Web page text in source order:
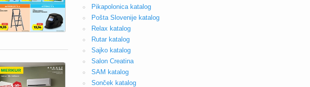
Pikapolonica katalog
Pošta Slovenije katalog
Relax katalog
Rutar katalog
Sajko katalog
Salon Creatina
SAM katalog
Sonček katalog